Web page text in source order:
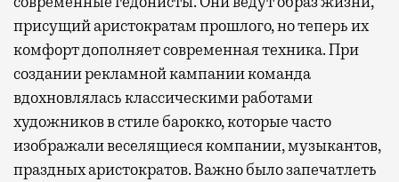
присущий аристократам прошлого, но теперь их
комфорт дополняет современная техника. При
создании рекламной кампании команда
вдохновлялась классическими работами
художников в стиле барокко, которые часто
изображали веселящиеся компании, музыкантов,
праздных аристократов. Важно было запечатлеть